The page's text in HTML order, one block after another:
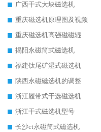
广西干式大块磁选机
重庆磁选机原理图及视频
重庆磁选机高强磁磁辊
揭阳永磁筒式磁选机
福建钛尾矿湿式磁选机
陕西永磁磁选机的调整
浙江履带式干选磁选机
浙江干式磁选机型号
长沙ct永磁筒式磁选机